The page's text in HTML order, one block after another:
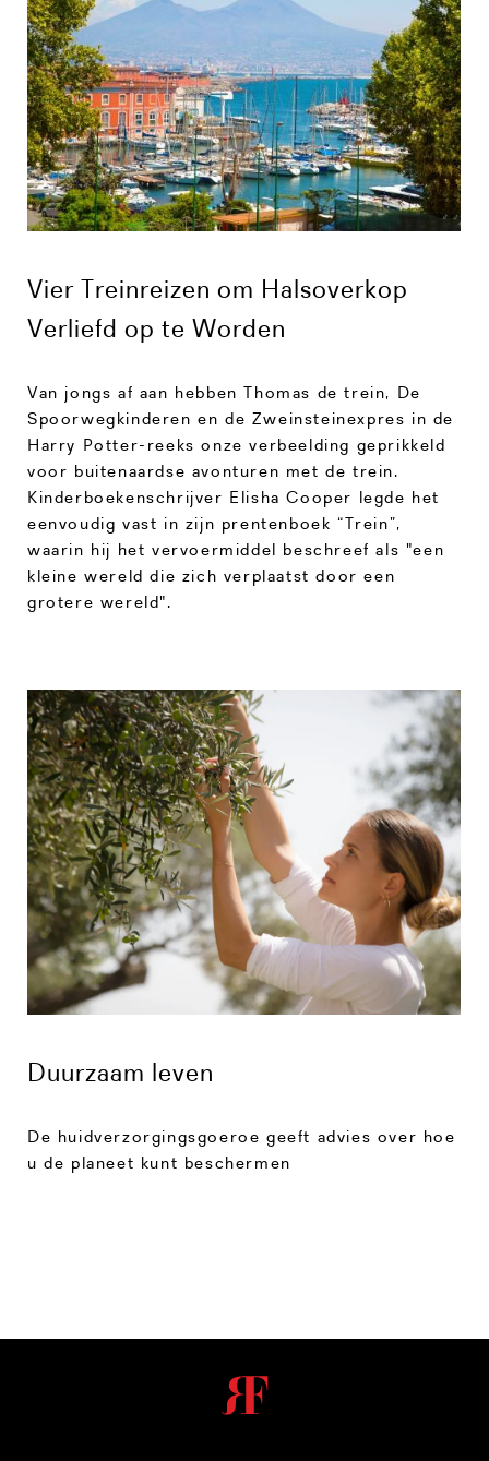
Vier Treinreizen om Halsoverkop
Verliefd op te Worden
Van jongs af aan hebben Thomas de trein, De
Spoorwegkinderen en de Zweinsteinexpres in de
Harry Potter-reeks onze verbeelding geprikkeld
voor buitenaardse avonturen met de trein.
Kinderboekenschrijver Elisha Cooper legde het
eenvoudig vast in zijn prentenboek “Trein”,
waarin hij het vervoermiddel beschreef als "een
kleine wereld die zich verplaatst door een
grotere wereld".
Duurzaam leven
De huidverzorgingsgoeroe geeft advies over hoe
u de planeet kunt beschermen